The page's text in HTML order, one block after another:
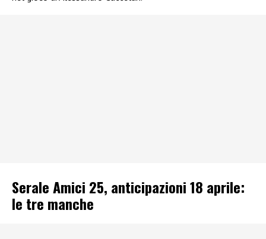
Serale Amici 25, anticipazioni 18 aprile:
le tre manche